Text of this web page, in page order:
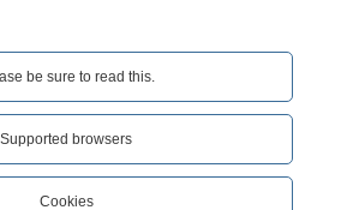
be sure to read this.‎
Supported browsers
Cookies